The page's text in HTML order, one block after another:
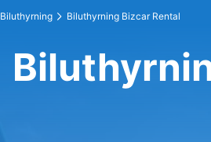
Biluthyrning Biluthyrning Bizcar Rental